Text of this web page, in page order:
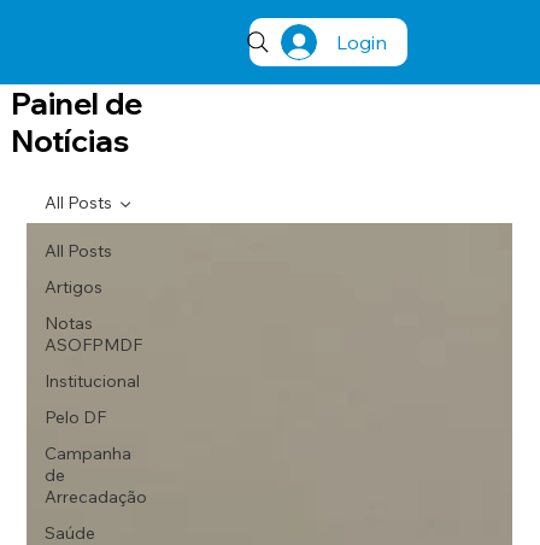
Login
Painel de
Notícias
All Posts
Artigos
Notas
ASOFPMDF
Institucional
Pelo DF
Campanha
de
Arrecadação
Saúde
All Posts